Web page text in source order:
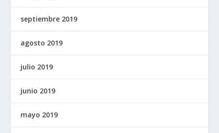
septiembre 2019
agosto 2019
julio 2019
junio 2019
mayo 2019